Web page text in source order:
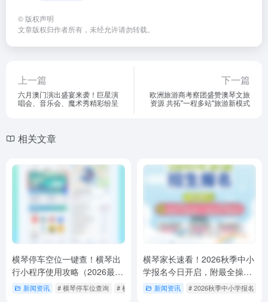
© 版权声明
文章版权归作者所有，未经允许请勿转载。
上一篇
六月澳门演出盛宴来袭！巨星演
唱会、音乐会、魔术秀精彩纷呈
下一篇
欧洲旅游商考察团盛赞澳琴文旅
资源 共拓"一程多站"旅游新模式
相关文章
横琴停车空位一键查！横琴出
行小程序使用攻略（2026最新
版）新闻资讯 # 横琴停车位查询 # 横琴停车空位一键查 # 横琴停车空位查询
横琴家长速看！2026秋季中小
学报名今日开启，附最全操作
指南与政策盘点
新闻资讯 # 2026秋季中小学报名